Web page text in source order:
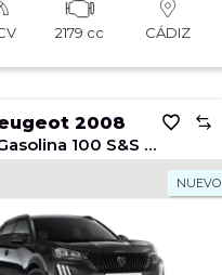
2179 cc CÁDIZ
2008
Style Gasolina 100 S&S 6 Vel. MAN
NUEVO